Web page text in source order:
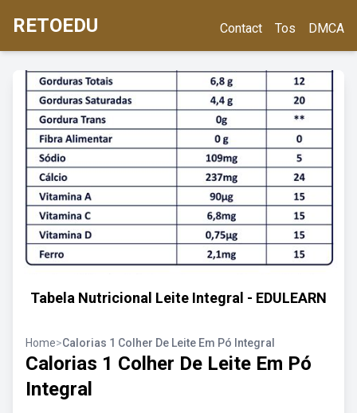
RETOEDU Contact Tos DMCA
Tabela Nutricional Leite Integral - EDULEARN
Home>Calorias 1 Colher De Leite Em Pó Integral
Calorias 1 Colher De Leite Em Pó
Integral